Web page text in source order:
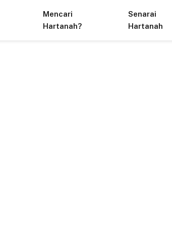
Mencari
Hartanah?
Senarai
Hartanah